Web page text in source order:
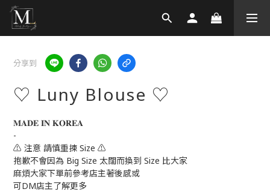
分享到
♡ Luny Blouse ♡
𝐌𝐀𝐃𝐄 𝐈𝐍 𝐊𝐎𝐑𝐄𝐀
-
⚠️ 注意 請慎重揀 Size ⚠️
抱歉不會因為 Big Size 太闊而換到 Size 比大家
麻煩大家下單前參考店主著後感或
可DM店主了解更多